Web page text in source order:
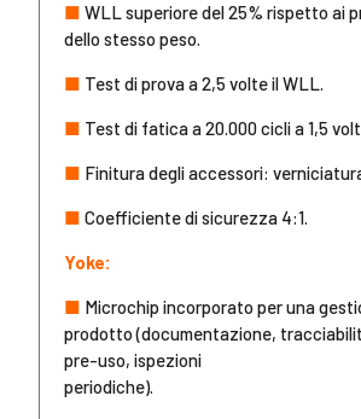
■ WLL superiore del 25% rispetto ai
dello stesso peso.
■ Test di prova a 2,5 volte il WLL.
■ Test di fatica a 20.000 cicli a 1,5
■ Finitura degli accessori:
■ Coefficiente di sicurezza 4:1.
Yoke:
■ Microchip incorporato per una
prodotto (documentazione,
pre-uso, ispezioni
periodiche).